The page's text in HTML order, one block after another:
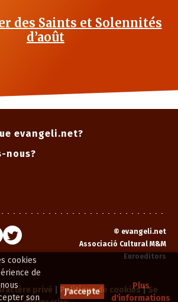
cookies
de
son
J'accepte
Plus
d'informations
des Saints et Solennités
d’août
evangeli.net?
nous?
© evangeli.net
Associació Cultural M&M
Euroeditors
privé Politique de cookies|Se